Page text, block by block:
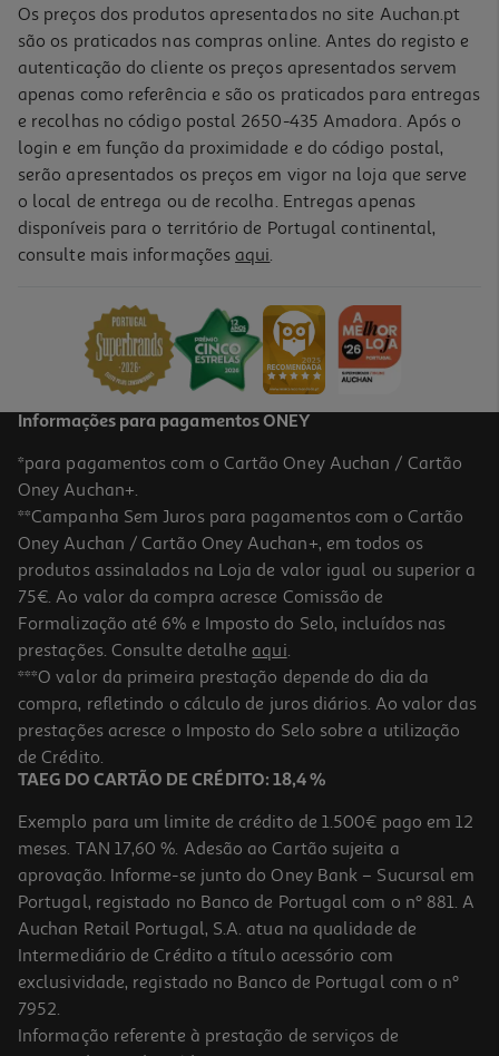
-10%
Livro A Guerra De Troia De Nicolás Schuff
PVP de editor
14,36 €
-10%
Livro Histórias Para Dormir
16.11 €/un
17,90 € PVP de editor
16,11 €
-10%
Os preços dos produtos apresentados no site Auchan.pt
são os praticados nas compras online. Antes do registo e
autenticação do cliente os preços apresentados servem
apenas como referência e são os praticados para entregas
e recolhas no código postal 2650-435 Amadora. Após o
login e em função da proximidade e do código postal,
serão apresentados os preços em vigor na loja que serve
o local de entrega ou de recolha. Entregas apenas
disponíveis para o território de Portugal continental,
consulte mais informações aqui.
Informações para pagamentos ONEY
*para pagamentos com o Cartão Oney Auchan / Cartão
Oney Auchan+.
**Campanha Sem Juros para pagamentos com o Cartão
Oney Auchan / Cartão Oney Auchan+, em todos os
produtos assinalados na Loja de valor igual ou superior a
75€. Ao valor da compra acresce Comissão de
Formalização até 6% e Imposto do Selo, incluídos nas
prestações. Consulte detalhe aqui.
***O valor da primeira prestação depende do dia da
compra, refletindo o cálculo de juros diários. Ao valor das
prestações acresce o Imposto do Selo sobre a utilização
de Crédito.
TAEG DO CARTÃO DE CRÉDITO: 18,4 %
Exemplo para um limite de crédito de 1.500€ pago em 12
meses. TAN 17,60 %. Adesão ao Cartão sujeita a
aprovação. Informe-se junto do Oney Bank – Sucursal em
Portugal, registado no Banco de Portugal com o nº 881. A
Auchan Retail Portugal, S.A. atua na qualidade de
Intermediário de Crédito a título acessório com
exclusividade, registado no Banco de Portugal com o nº
7952.
Informação referente à prestação de serviços de